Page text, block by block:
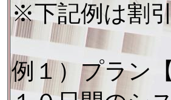
※下記例は割
例１）プラン